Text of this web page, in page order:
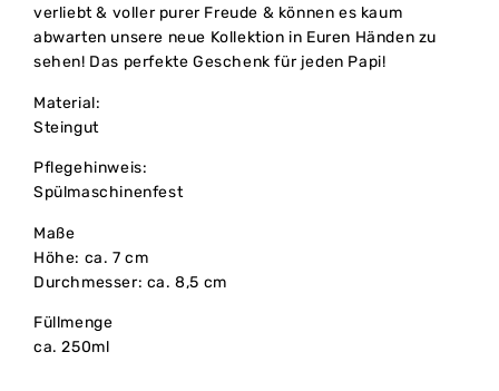
verliebt & voller purer Freude & können es kaum
abwarten unsere neue Kollektion in Euren Händen zu
sehen! Das perfekte Geschenk für jeden Papi!
Material:
Steingut
Pflegehinweis:
Spülmaschinenfest
Maße
Höhe: ca. 7 cm
Durchmesser: ca. 8,5 cm
Füllmenge
ca. 250ml